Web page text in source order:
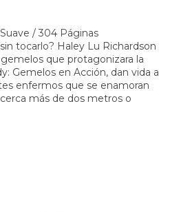
/ 304 Páginas
tocarlo? Haley Lu Richardson
que protagonizara la
Gemelos en Acción, dan vida a
enfermos que se enamoran
más de dos metros o